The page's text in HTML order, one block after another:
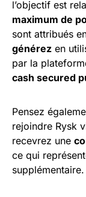
l’objectif est
maximum de
sont attribués
générez en
par la
cash secured
Pensez
rejoindre Rysk
recevrez une
ce qui
supplémentaire.